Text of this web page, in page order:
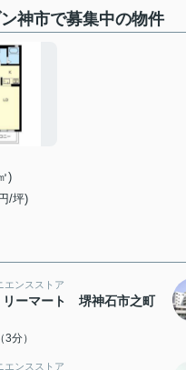
神市で募集中の物件
)
/坪)
エンスストア
リーマート 堺神石市之町
分）
エンスストア